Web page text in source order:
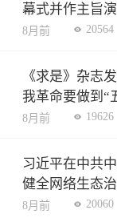
幕式并作主旨
8月前 20564
《求是》杂志发表
我革命要做到“
8月前 19626
习近平在中共
健全网络生态
空间
8月前 20060